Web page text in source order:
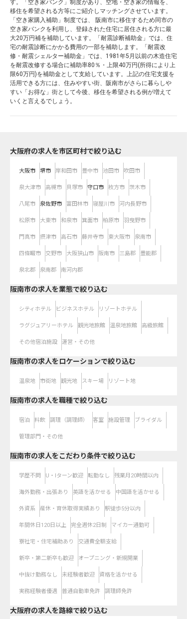
す。「空き家バンク」制度があり、空地・空き家の情報を、
移住を希望される方等にご紹介しマッチングさせています。
「空き家購入補助」制度では、 阪南市に移住するため同市の
空き家バンクを利用し、登録された住宅に居住される方に最
大20万円補を補助しています。「耐震診断補助金」では、住
宅の耐震診断にかかる費用の一部を補助します。「耐震改
修・耐震シェルター補助金」では、1981年5月以前の木造住宅
を耐震改修する場合に補助率80％・上限40万円(所得により上
限60万円)を補助金として支給しています。上記の住宅支援を
活用できる方には、住みやすい街、阪南市がさらに暮らしや
すい「お得な」街として今後、移住を希望される例が増えて
いくと言えるでしょう。
大阪府の求人を市区町村で絞り込む
大阪市 堺市 岸和田市 豊中市 池田市 吹田市
泉大津市 高槻市 貝塚市 守口市 枚方市 茨木市
八尾市 泉佐野市 富田林市 寝屋川市 河内長野市
松原市 大東市 和泉市 箕面市 柏原市 羽曳野市
門真市 摂津市 高石市 藤井寺市 東大阪市 泉南市
四條畷市 交野市 大阪狭山市 阪南市 三島郡 豊能郡
泉北郡 泉南郡 南河内郡
阪南市の求人を業態で絞り込む
シティホテル ビジネスホテル リゾートホテル
ラグジュアリーホテル 観光地旅館 温泉地旅館 高級旅館
その他宿泊施設 運営・その他
阪南市の求人をロケーションで絞り込む
温泉地 市街地 観光地 スキー場 リゾート地
阪南市の求人を職種で絞り込む
宿泊 料飲 調理（調理師） 客室 施設管理 ブライダル
管理部門・その他
阪南市の求人をこだわり条件で絞り込む
学歴不問 U・Iターン歓迎 転勤なし 残業月20時間以内
海外勤務・出張あり 英語を活かせる 中国語を活かせる
外資系 産休・育休取得実績あり 駅徒歩5分以内
年間休日120日以上 完全週休2日制 マイカー通勤可
寮社宅・住宅補助あり 交通費全額支給
新卒・第二新卒も歓迎 オープニング・新規開業
中抜け勤務なし 未経験者歓迎 資格を活かせる
実務経験者優遇 普通自動車免許 調理師免許
大阪府の求人を路線で絞り込む